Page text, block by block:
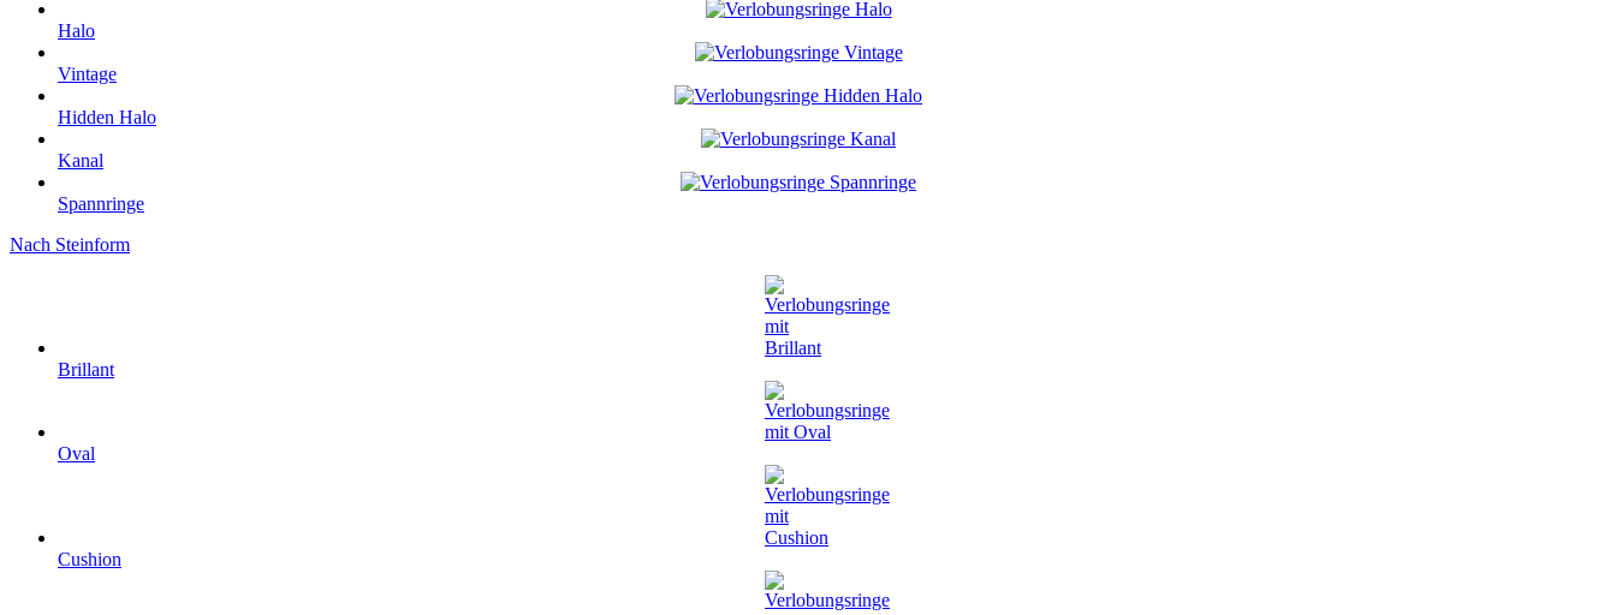
Halo
Vintage
Hidden Halo
Kanal
Spannringe
Nach Steinform
Brillant
Oval
Cushion